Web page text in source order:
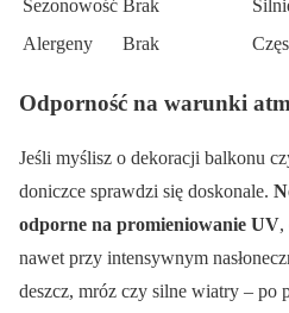
Sezonowość Brak
Alergeny
Brak
Odporność na warunki
Jeśli myślisz o dekoracji balkonu
doniczce sprawdzi się doskonale.
odporne na promieniowanie UV,
nawet przy intensywnym
deszcz, mróz czy silne wiatry – po